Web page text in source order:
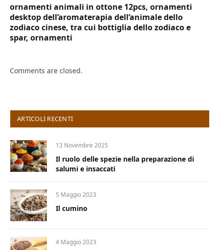
ornamenti animali in ottone 12pcs, ornamenti
desktop dell’aromaterapia dell’animale dello
zodiaco cinese, tra cui bottiglia dello zodiaco e
spar, ornamenti
Comments are closed.
ARTICOLI RECENTI
13 Novembre 2025
Il ruolo delle spezie nella preparazione di
salumi e insaccati
5 Maggio 2023
Il cumino
4 Maggio 2023